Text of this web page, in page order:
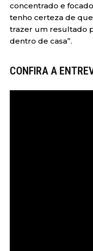
concentrado e
tenho certeza de
trazer um resultado
dentro de casa”.
CONFIRA A